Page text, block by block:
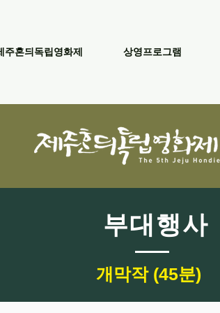
주혼듸독립영화제 상영프로그램
​부대행사
개막작 (45분)